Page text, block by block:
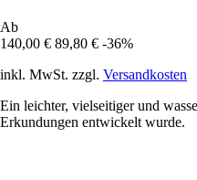
Ab
140,00 € 89,80 € -36%
inkl. MwSt. zzgl. Versandkosten
Ein leichter, vielseitiger und
Erkundungen entwickelt wurde.